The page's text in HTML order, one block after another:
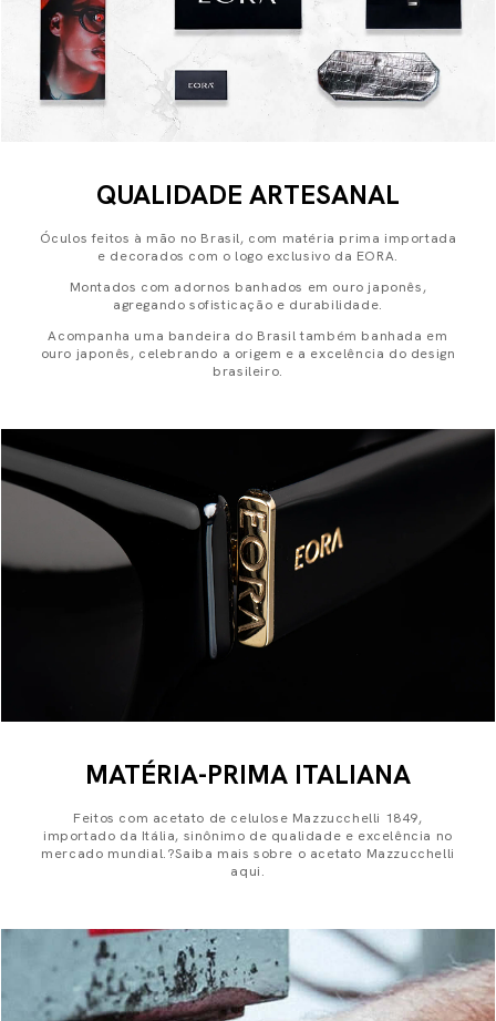
QUALIDADE ARTESANAL
Óculos feitos à mão no Brasil, com matéria prima importada
e decorados com o logo exclusivo da EORA.
Montados com adornos banhados em ouro japonês,
agregando sofisticação e durabilidade.
Acompanha uma bandeira do Brasil também banhada em
ouro japonês, celebrando a origem e a excelência do design
brasileiro.
MATÉRIA-PRIMA ITALIANA
Feitos com acetato de celulose Mazzucchelli 1849,
importado da Itália, sinônimo de qualidade e excelência no
mercado mundial.?Saiba mais sobre o acetato Mazzucchelli
aqui.